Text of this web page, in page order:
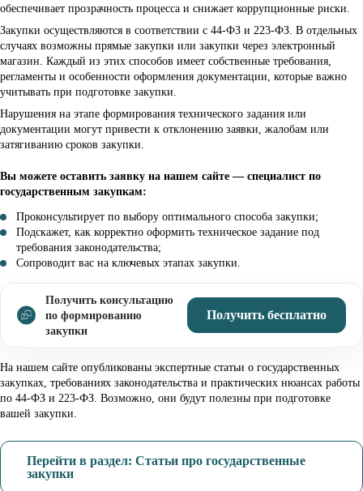
обеспечивает прозрачность процесса и снижает коррупционные риски.
Закупки осуществляются в соответствии с 44-ФЗ и 223-ФЗ. В отдельных
случаях возможны прямые закупки или закупки через электронный
магазин. Каждый из этих способов имеет собственные требования,
регламенты и особенности оформления документации, которые важно
учитывать при подготовке закупки.
Нарушения на этапе формирования технического задания или
документации могут привести к отклонению заявки, жалобам или
затягиванию сроков закупки.
Вы можете оставить заявку на нашем сайте — специалист по
государственным закупкам:
Проконсультирует по выбору оптимального способа закупки;
Подскажет, как корректно оформить техническое задание под
требования законодательства;
Сопроводит вас на ключевых этапах закупки.
Получить консультацию
по формированию
закупки
Получить бесплатно
На нашем сайте опубликованы экспертные статьи о государственных
закупках, требованиях законодательства и практических нюансах работы
по 44-ФЗ и 223-ФЗ. Возможно, они будут полезны при подготовке
вашей закупки.
Перейти в раздел: Статьи про государственные
закупки